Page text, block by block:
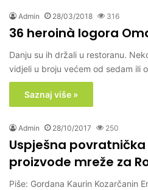
Admin 28/03/2018 316
36 heroinà logora
Danju su ih držali u restoranu.
vidjeli u broju većem od sedam ili
Saznaj više »
Admin 28/10/2017 250
Uspješna
proizvode mreže za
Piše: Gordana Kaurin Kozarčanin